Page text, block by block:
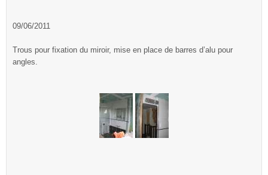
09/06/2011
Trous pour fixation du miroir, mise en place de barres d’alu pour
angles.